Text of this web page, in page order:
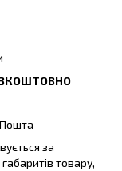
за
товару,